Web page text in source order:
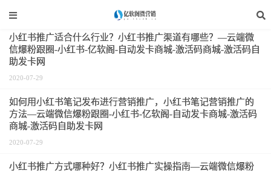
小红书推广适合什么行业？小红书推广渠道有哪些？—云端微
信爆粉跟圈-小红书-亿软阁-自动发卡商城-激活码商城-激活码自
助发卡网
2020-07-29
如何用小红书笔记发布进行营销推广，小红书笔记营销推广的
方法—云端微信爆粉跟圈-小红书-亿软阁-自动发卡商城-激活码
商城-激活码自助发卡网
2020-07-29
小红书推广方式哪种好？小红书推广实操指南—云端微信爆粉